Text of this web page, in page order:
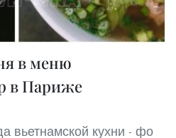
в меню
в Париже
вьетнамской кухни - фо